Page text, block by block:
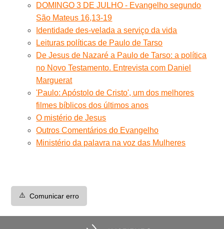
DOMINGO 3 DE JULHO - Evangelho segundo
São Mateus 16,13-19
Identidade des-velada a serviço da vida
Leituras políticas de Paulo de Tarso
De Jesus de Nazaré a Paulo de Tarso: a política
no Novo Testamento. Entrevista com Daniel
Marguerat
'Paulo: Apóstolo de Cristo', um dos melhores
filmes bíblicos dos últimos anos
O mistério de Jesus
Outros Comentários do Evangelho
Ministério da palavra na voz das Mulheres
⚠️ Comunicar erro